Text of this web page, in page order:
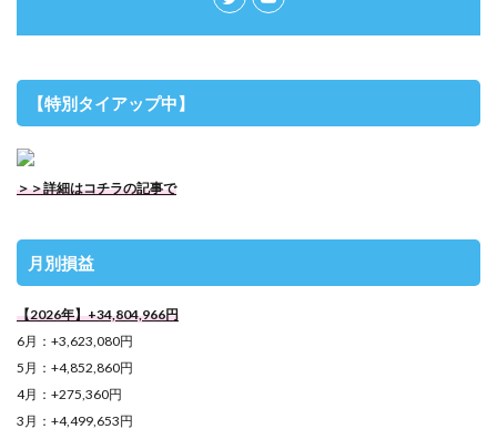
【特別タイアップ中】
＞＞詳細はコチラの記事で
月別損益
【2026年】+34,804,966円
6月：+3,623,080円
5月：+4,852,860円
4月：+275,360円
3月：+4,499,653円